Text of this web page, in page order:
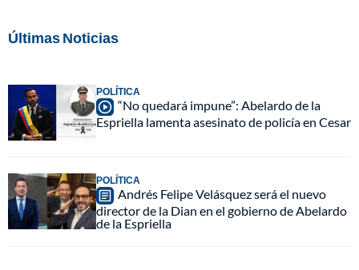
Últimas Noticias
POLÍTICA
“No quedará impune”: Abelardo de la
Espriella lamenta asesinato de policía en Cesar
POLÍTICA
Andrés Felipe Velásquez será el nuevo
director de la Dian en el gobierno de Abelardo
de la Espriella